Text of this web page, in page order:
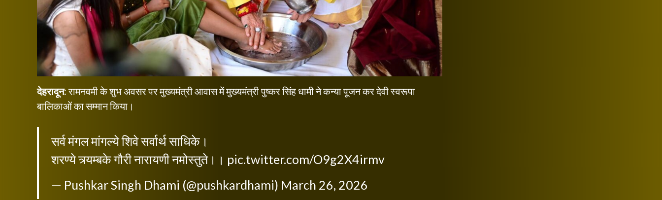
देहरादून:रामनवमी के शुभ अवसर पर मुख्यमंत्री आवास में मुख्यमंत्री पुष्कर सिंह धामी ने कन्या पूजन कर देवी स्वरूपा
बालिकाओं का सम्मान किया।
सर्व मंगल मांगल्ये शिवे सर्वार्थ साधिके।
शरण्ये त्र्यम्बके गौरी नारायणी नमोस्तुते।। pic.twitter.com/O9g2X4irmv
— Pushkar Singh Dhami (@pushkardhami) March 26, 2026